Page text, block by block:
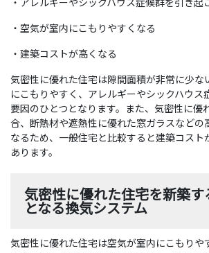
・空気が室内にこもりやすくなる
・建築コストが高くなる
気密性に優れた住宅は隙間面積が非常に少な
にこもりやすく、アレルギーやシックハウス
要因のひとつとなります。また、気密性に優
合、断熱材や遮熱性に優れた窓ガラスなどの
なるため、一般住宅と比較すると建築コスト
あります。
気密性に優れた住宅を新築
となる換気システム
気密性に優れた住宅は空気が室内にこもりや